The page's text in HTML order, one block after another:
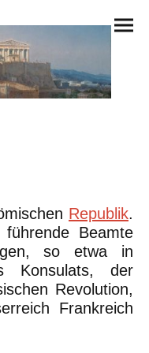
Republik.
Beamte
so etwa in
Konsulats, der
Revolution,
Frankreich